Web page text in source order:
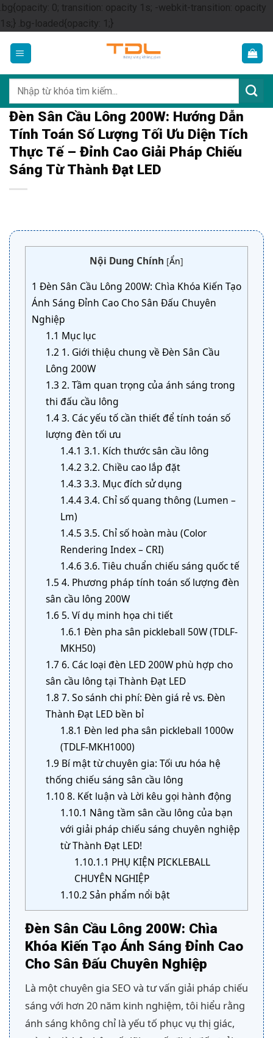
.bg{opacity: 0; transition: opacity 1s; -webkit-transition: opacity
1s;} .bg-loaded{opacity: 1;}Skip
content
kiếm:
Đèn Sân Cầu Lông 200W: Hướng Dẫn
Tính Toán Số Lượng Tối Ưu Diện Tích
Thực Tế – Đỉnh Cao Giải Pháp Chiếu
Sáng Từ Thành Đạt LED
Nội Dung Chính [Ẩn]
1 Đèn Sân Cầu Lông 200W: Chìa Khóa Kiến Tạo
Ánh Sáng Đỉnh Cao Cho Sân Đấu Chuyên
Nghiệp
1.1 Mục lục
1.2 1. Giới thiệu chung về Đèn Sân Cầu
Lông 200W
1.3 2. Tầm quan trọng của ánh sáng trong
thi đấu cầu lông
1.43. Các yếu tố cần thiết để tính toán số
lượng đèn tối ưu
1.4.1 3.1. Kích thước sân cầu lông
1.4.2 3.2. Chiều cao lắp đặt
1.4.3 3.3. Mục đích sử dụng
1.4.43.4. Chỉ số quang thông (Lumen –
Lm)
1.4.5 3.5. Chỉ số hoàn màu (Color
Rendering Index – CRI)
1.4.6 3.6. Tiêu chuẩn chiếu sáng quốc tế
1.5 4. Phương pháp tính toán số lượng đèn
sân cầu lông 200W
1.6 5. Ví dụ minh họa chi tiết
1.6.1 Đèn pha sân pickleball 50W (TDLF-
MKH50)
1.76. Các loại đèn LED 200W phù hợp cho
sân cầu lông tại Thành Đạt LED
1.8 7. So sánh chi phí: Đèn giá rẻ vs. Đèn
Thành Đạt LED bền bỉ
1.8.1 Đèn led pha sân pickleball 1000w
(TDLF-MKH1000)
1.9 Bí mật từ chuyên gia: Tối ưu hóa hệ
thống chiếu sáng sân cầu lông
1.10 8. Kết luận và Lời kêu gọi hành động
1.10.1 Nâng tầm sân cầu lông của bạn
với giải pháp chiếu sáng chuyên nghiệp
từ Thành Đạt LED!
1.10.1.1 PHỤ KIỆN PICKLEBALL
CHUYÊN NGHIỆP
1.10.2 Sản phẩm nổi bật
Đèn Sân Cầu Lông 200W: Chìa
Khóa Kiến Tạo Ánh Sáng Đỉnh Cao
Cho Sân Đấu Chuyên Nghiệp
Là một chuyên gia SEO và tư vấn giải pháp chiếu
sáng với hơn 20 năm kinh nghiệm, tôi hiểu rằng
ánh sáng không chỉ là yếu tố phục vụ thị giác,